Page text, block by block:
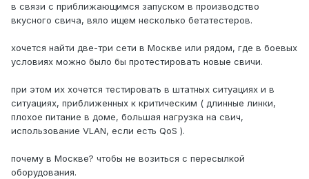
в связи с приближающимся запуском в производство
вкусного свича, вяло ищем несколько бетатестеров.
хочется найти две-три сети в Москве или рядом, где в боевых
условиях можно было бы протестировать новые свичи.
при этом их хочется тестировать в штатных ситуациях и в
ситуациях, приближенных к критическим ( длинные линки,
плохое питание в доме, большая нагрузка на свич,
использование VLAN, если есть QoS ).
почему в Москве? чтобы не возиться с пересылкой
оборудования.